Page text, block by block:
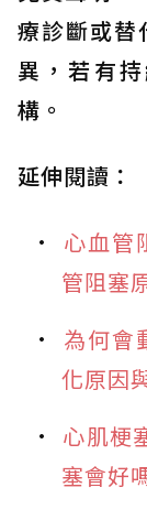
療診斷或替
異，若有
構。
延伸閱讀：
心血管
管阻塞
為何會
化原因
心肌梗
塞會好